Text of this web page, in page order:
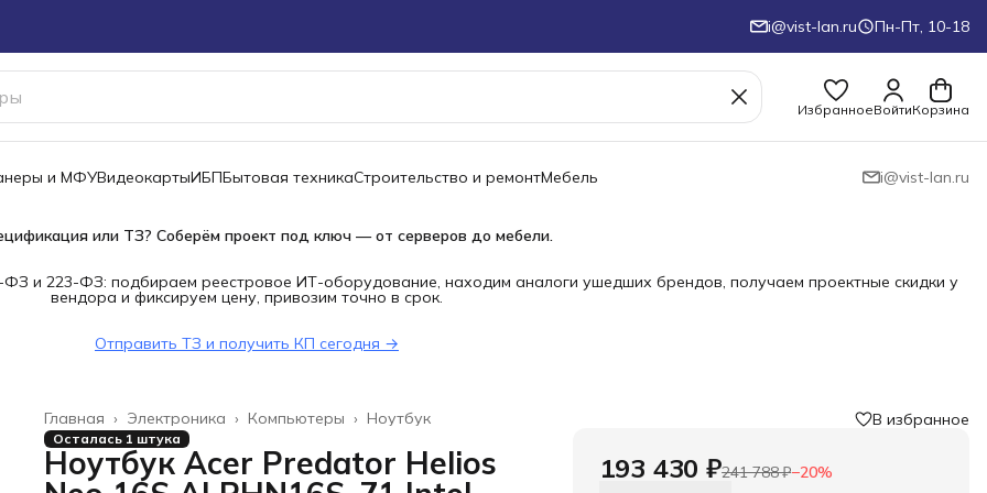
i@vist-lan.ru Пн-Пт, 10-18
ИзбранноеВойтиКорзина
и МФУВидеокартыИБПБытовая техникаСтроительство и ремонтМебель i@vist-lan.ru
или ТЗ? Соберём проект под ключ — от серверов до мебели.
и 223-ФЗ: подбираем реестровое ИТ-оборудование, находим аналоги ушедших брендов, получаем проектные скидки у
вендора и фиксируем цену, привозим точно в срок.
Отправить ТЗ и получить КП сегодня →
Ноутбук
Компьютеры ›
Электроника ›
Главная ›
Осталась 1 штука
Ноутбук Acer Predator Helios
В избранное
193 430 ₽241 788 ₽−20%